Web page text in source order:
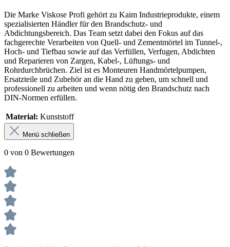
Die Marke Viskose Profi gehört zu Kaim Industrieprodukte, einem
spezialisierten Händler für den Brandschutz- und
Abdichtungsbereich. Das Team setzt dabei den Fokus auf das
fachgerechte Verarbeiten von Quell- und Zementmörtel im Tunnel-,
Hoch- und Tiefbau sowie auf das Verfüllen, Verfugen, Abdichten
und Reparieren von Zargen, Kabel-, Lüftungs- und
Rohrdurchbrüchen. Ziel ist es Monteuren Handmörtelpumpen,
Ersatzteile und Zubehör an die Hand zu geben, um schnell und
professionell zu arbeiten und wenn nötig den Brandschutz nach
DIN-Normen erfüllen.
Material: Kunststoff
Menü schließen
0 von 0 Bewertungen